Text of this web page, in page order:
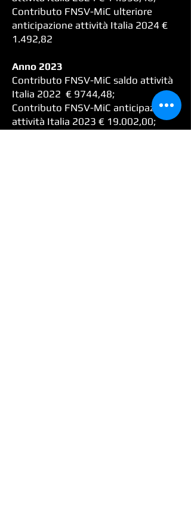
Contributo FNSV-MiC ulteriore
anticipazione attività Italia 2024 €
1.492,82
Anno 2023
Contributo FNSV-MiC saldo attività
Italia 2022 € 9744,48;
Contributo FNSV-MiC anticipazione
attività Italia 2023 € 19.002,00;